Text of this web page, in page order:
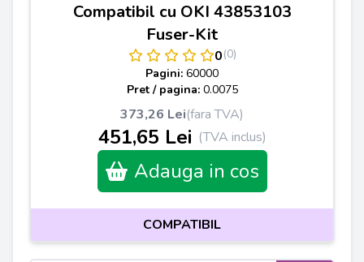
Compatibil cu OKI 43853103
Fuser-Kit
0(0)
Pagini: 60000
Pret / pagina: 0.0075
373,26 Lei(fara TVA)
451,65 Lei (TVA inclus)
Adauga in cos
COMPATIBIL